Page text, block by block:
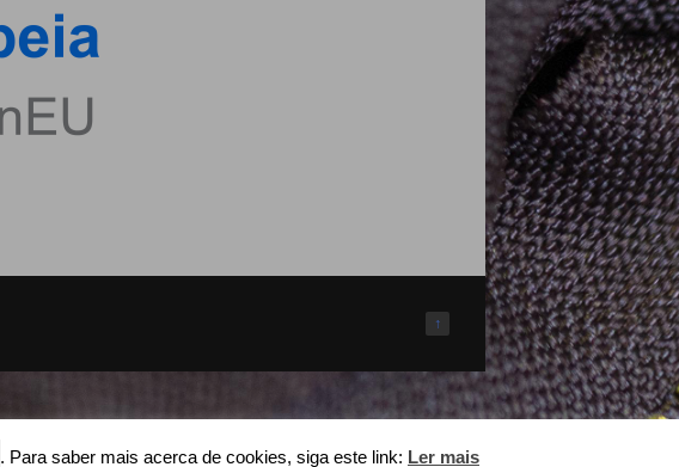
↑
. Para saber mais acerca de cookies, siga este link: Ler mais